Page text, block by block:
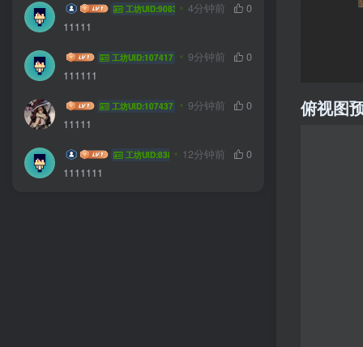
AXFEE 工坊UID:90833 4分钟前
0
11111
暗里 工坊UID:107417 9分钟前
0
111111
ZGJANDXYN工坊UID:107437 9分钟前
0
11111
Xibew 工坊UID:83891 12分钟前
0
1111111
俯视图